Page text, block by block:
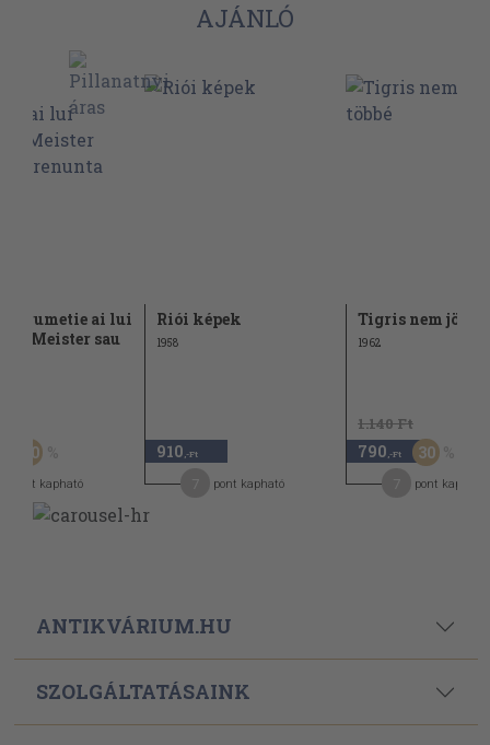
AJÁNLÓ
drumetie ai lui
Meister sau
50
pont kapható
Riói képek
1958
910 ,-Ft
pont kapható
Tigris nem jön
1962
1.140 Ft
790 ,-Ft 30
pont kapható
ANTIKVÁRIUM.HU
SZOLGÁLTATÁSAINK